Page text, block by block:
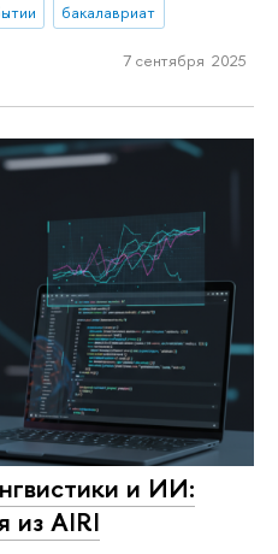
бакалавриат
7 сентября 2025
и ИИ:
из AIRI